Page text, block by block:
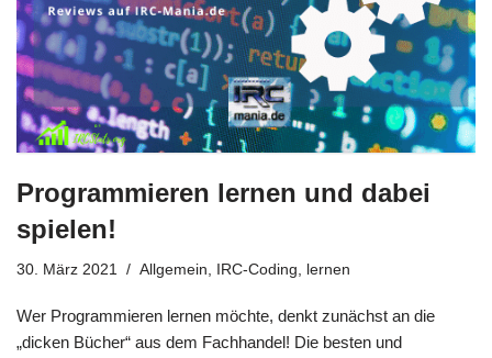
Programmieren lernen und dabei
spielen!
30. März 2021 Allgemein IRC-Coding lernen
Wer Programmieren lernen möchte, denkt zunächst an die
„dicken Bücher“ aus dem Fachhandel! Die besten und